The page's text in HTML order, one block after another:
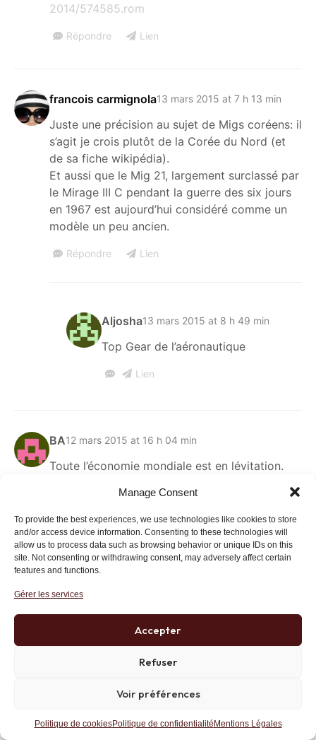
Manage Consent
To provide the best experiences, we use technologies like cookies to store
and/or access device information. Consenting to these technologies will
allow us to process data such as browsing behavior or unique IDs on this
site. Not consenting or withdrawing consent, may adversely affect certain
features and functions.
Gérer les services
Accepter
Refuser
Voir préférences
Politique de cookiesPolitique de confidentialité Mentions Légales
2014/574585.rom
Répondre Lien
francois carmignola13 mars 2015 at 7 h 13 min
Juste une précision au sujet de Migs coréens: il
s’agit je crois plutôt de la Corée du Nord (et
de sa fiche wikipédia).
Et aussi que le Mig 21, largement surclassé par
le Mirage III C pendant la guerre des six jours
en 1967 est aujourd’hui considéré comme un
modèle un peu ancien.
Répondre Lien
Aljosha13 mars 2015 at 8 h 49 min
Top Gear de l’aéronautique
Lien
BA12 mars 2015 at 16 h 04 min
Toute l’économie mondiale est en lévitation.
Toute l’économie mondiale repose sur des
des bulles de dette publique
des bulles de dette privée
des bulles boursières
des bulles d’extraction pétrolière
etc.
Mais tout ça, ce n’est pas solide.
Tout ça, ce n’est que de l’illusion.
Bientôt, l’économie mondiale retombera dans
Préparez-vous à subir l’éclatement des bulles.